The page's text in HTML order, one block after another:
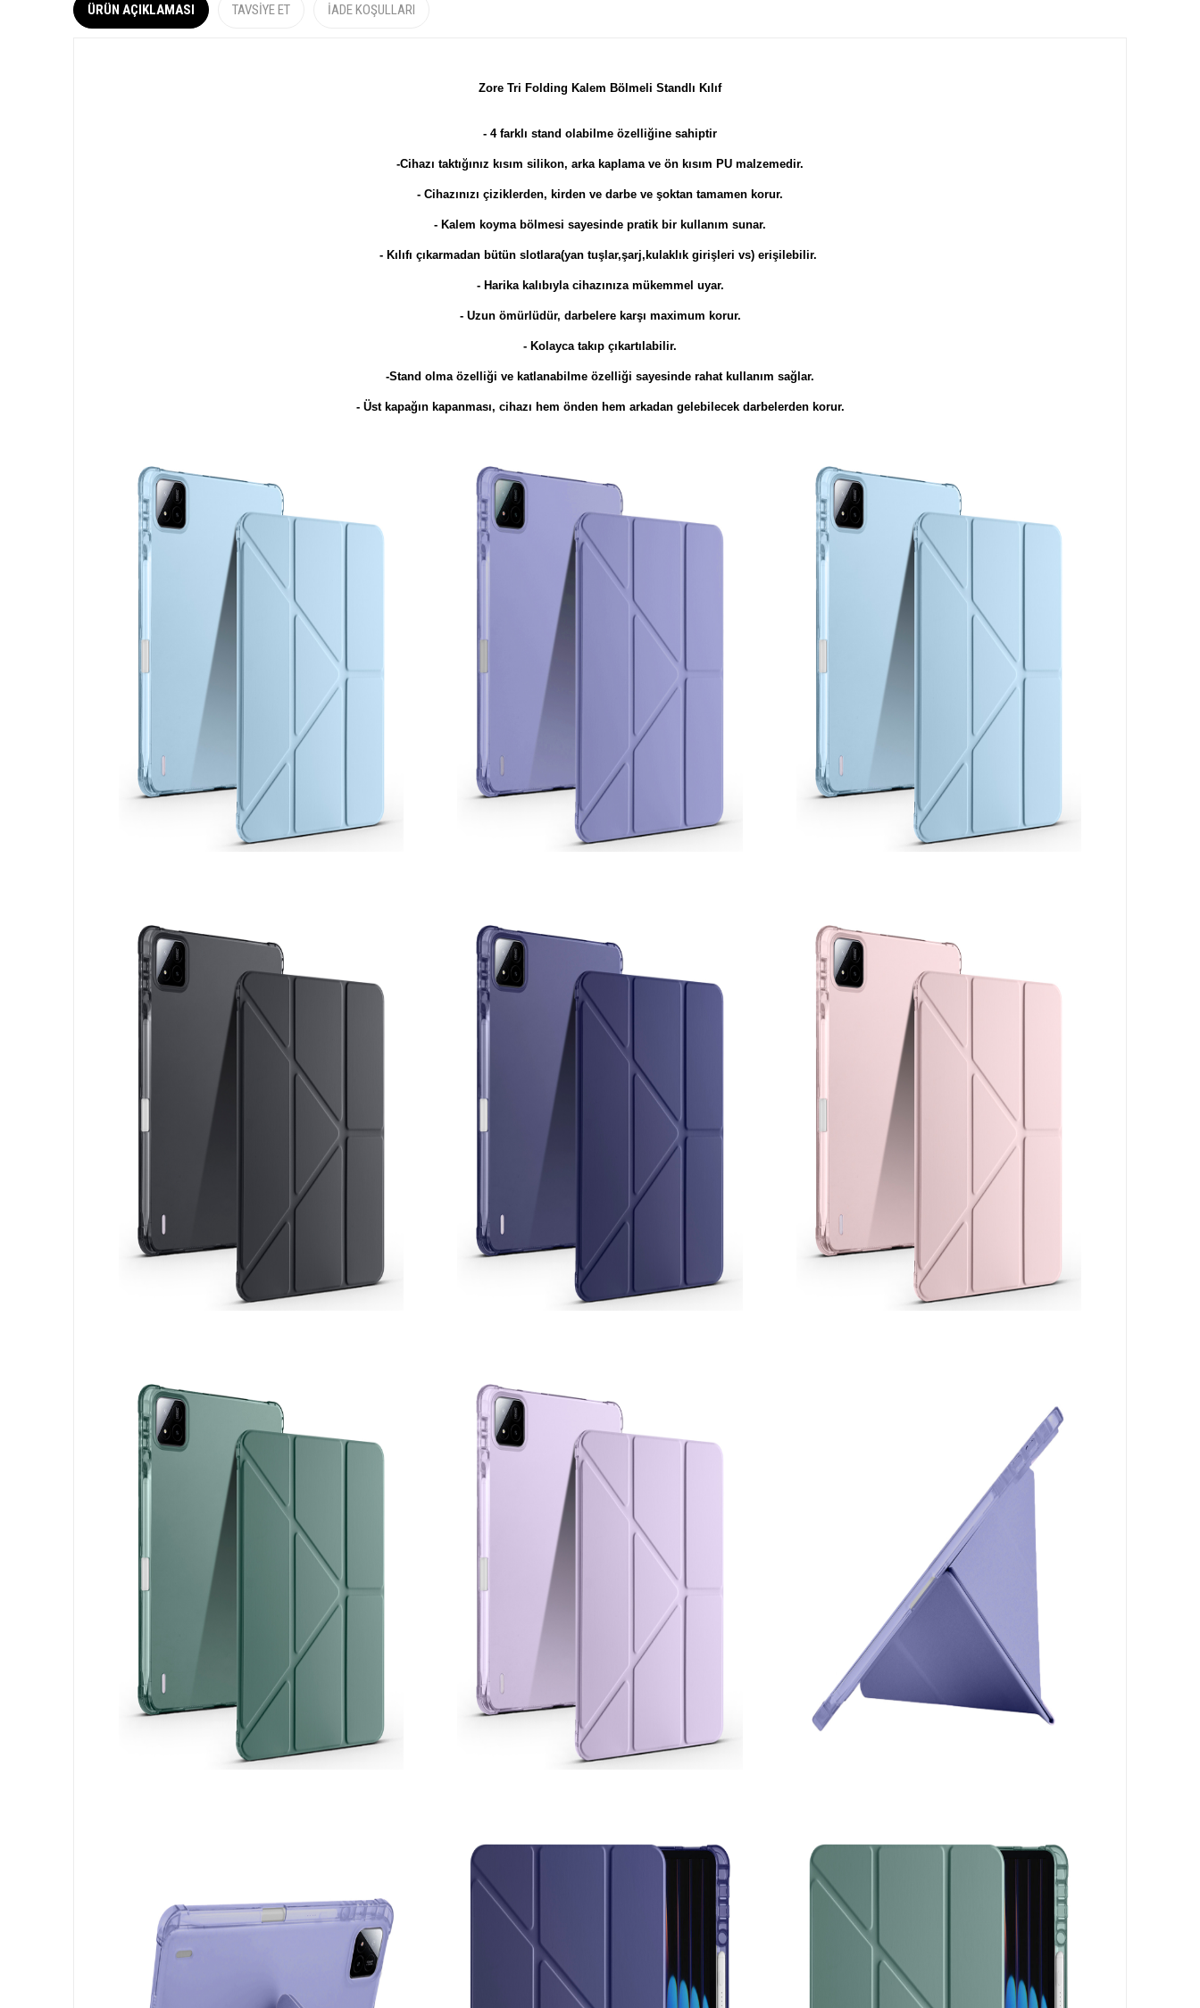
ÜRÜN AÇIKLAMASI TAVSIYE ET İADE KOŞULLARI
Zore Tri Folding Kalem Bölmeli Standlı Kılıf
- 4 farklı stand olabilme özelliğine sahiptir
-Cihazı taktığınız kısım silikon, arka kaplama ve ön kısım PU malzemedir.
- Cihazınızı çiziklerden, kirden ve darbe ve şoktan tamamen korur.
- Kalem koyma bölmesi sayesinde pratik bir kullanım sunar.
- Kılıfı çıkarmadan bütün slotlara(yan tuşlar,şarj,kulaklık girişleri vs) erişilebilir.
- Harika kalıbıyla cihazınıza mükemmel uyar.
- Uzun ömürlüdür, darbelere karşı maximum korur.
- Kolayca takıp çıkartılabilir.
-Stand olma özelliği ve katlanabilme özelliği sayesinde rahat kullanım sağlar.
- Üst kapağın kapanması, cihazı hem önden hem arkadan gelebilecek darbelerden korur.